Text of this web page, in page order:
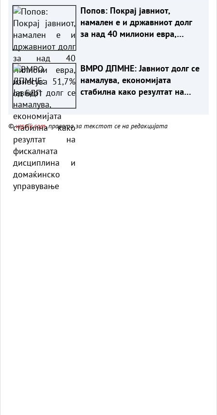
Попов: Покрај јавниот,
намален е и државниот долг
за над 40 милиони евра,
ВМРО ДПМНЕ: Јавниот долг се
намалува, економијата
стабилна како резултат на
©vesnik.com, правата за текстот се на редакцијата